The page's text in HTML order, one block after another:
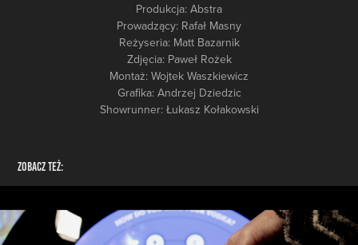
Produkcja: Abstra
Prowadzący: Rafał Masny
Reżyseria: Matt Bazarnik
Zdjęcia: Paweł Rożek
Montaż: Wojtek Waszkiewicz
Grafika: Andrzej Dziedzic
Showrunner: Łukasz Kołakowski
Zobacz też: